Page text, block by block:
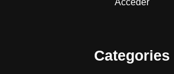
Acceder
Categories